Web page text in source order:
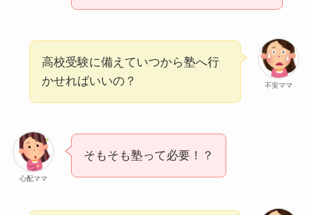
不安ママ
高校受験に備えていつから塾へ行
かせればいいの？
心配ママ
そもそも塾って必要！？